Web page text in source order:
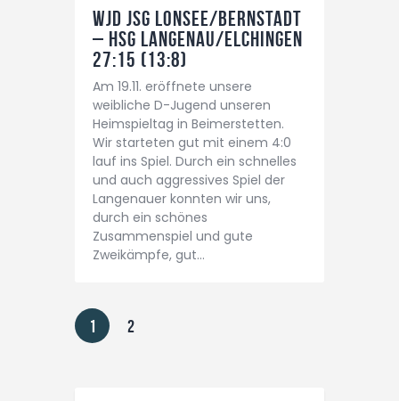
wJD JSG Lonsee/Bernstadt
– HSG Langenau/Elchingen
27:15 (13:8)
Am 19.11. eröffnete unsere
weibliche D-Jugend unseren
Heimspieltag in Beimerstetten.
Wir starteten gut mit einem 4:0
lauf ins Spiel. Durch ein schnelles
und auch aggressives Spiel der
Langenauer konnten wir uns,
durch ein schönes
Zusammenspiel und gute
Zweikämpfe, gut…
1 2